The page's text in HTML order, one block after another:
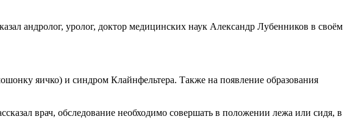
андролог, уролог, доктор медицинских наук Александр Лубенников в своём
яичко) и синдром Клайнфельтера. Также на появление образования
врач, обследование необходимо совершать в положении лежа или сидя, в